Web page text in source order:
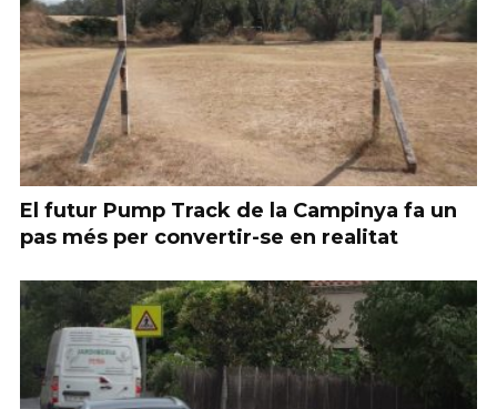
El futur Pump Track de la Campinya fa un
pas més per convertir-se en realitat